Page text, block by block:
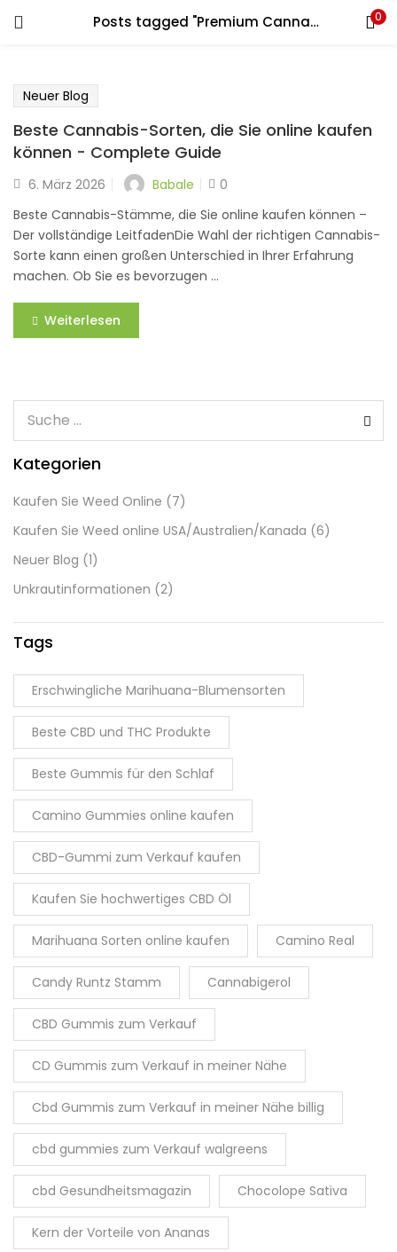
Posts tagged "Premium Cannabissorten online" 0
Neuer Blog
Beste Cannabis-Sorten, die Sie online kaufen
können - Complete Guide
6. März 2026 Babale
0
Beste Cannabis-Stämme, die Sie online kaufen können –
Der vollständige LeitfadenDie Wahl der richtigen Cannabis-
Sorte kann einen großen Unterschied in Ihrer Erfahrung
machen. Ob Sie es bevorzugen ...
Weiterlesen
Kategorien
Kaufen Sie Weed Online (7)
Kaufen Sie Weed online USA/Australien/Kanada (6)
Neuer Blog (1)
Unkrautinformationen (2)
Tags
Erschwingliche Marihuana-Blumensorten
Beste CBD und THC Produkte
Beste Gummis für den Schlaf
Camino Gummies online kaufen
CBD-Gummi zum Verkauf kaufen
Kaufen Sie hochwertiges CBD Öl
Marihuana Sorten online kaufen Camino Real
Candy Runtz Stamm Cannabigerol
CBD Gummis zum Verkauf
CD Gummis zum Verkauf in meiner Nähe
Cbd Gummis zum Verkauf in meiner Nähe billig
cbd gummies zum Verkauf walgreens
cbd Gesundheitsmagazin Chocolope Sativa
Kern der Vorteile von Ananas
LOGIN REGISTER
Geben Sie Ihren Benutzernamen und Ihr Passwort ein, um
sich anzumelden.
Erinnere dich an mich
Login
Passwort verloren?